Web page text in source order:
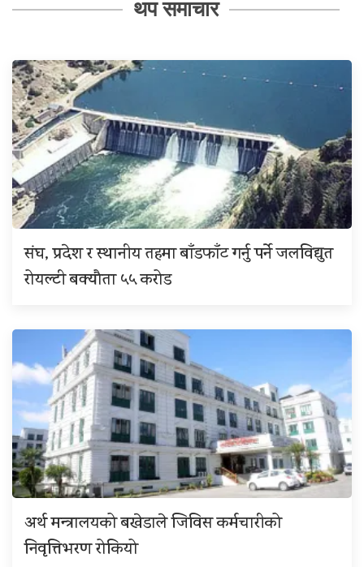
थप समाचार
संघ, प्रदेश र स्थानीय तहमा बाँडफाँट गर्नु पर्ने जलविद्युत
रोयल्टी बक्यौता ५५ करोड
अर्थ मन्त्रालयको बखेडाले जिविस कर्मचारीको
निवृत्तिभरण रोकियो